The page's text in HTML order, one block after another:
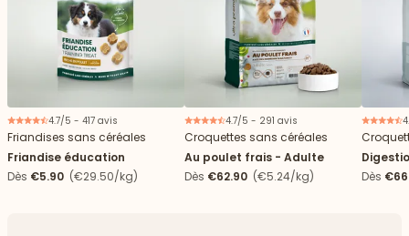
4.7/5 - 417 avis
Friandises sans céréales
Friandise éducation
Dès €5.90 (€29.50/kg)
4.7/5 - 291 avis
Croquettes sans céréales
Au poulet frais - Adulte
Dès €62.90 (€5.24/kg)
Dès